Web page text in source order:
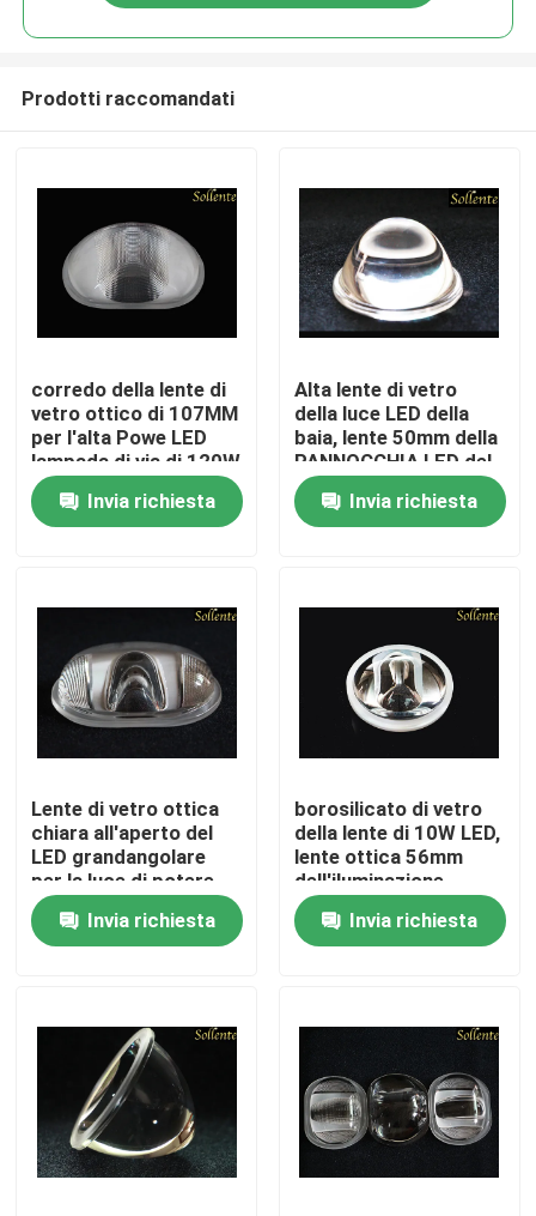
Casa
Contatti
video
Modulo dell'iluminazione pubblica
I moduli LED SMD
Matrice della lente del LED
Prodotti raccomandati
corredo della lente di
vetro ottico di 107MM
per l'alta Powe LED
lampada di via di 120W
Invia richiesta
Alta lente di vetro
della luce LED della
baia, lente 50mm della
PANNOCCHIA LED del
supporto del metallo
40 gradiInvia richiesta
Lente di vetro ottica
chiara all'aperto del
LED grandangolare
per la luce di potere
LED
Invia richiesta
borosilicato di vetro
della lente di 10W LED,
lente ottica 56mm
dell'iluminazione
pubblica LED
Invia richiesta